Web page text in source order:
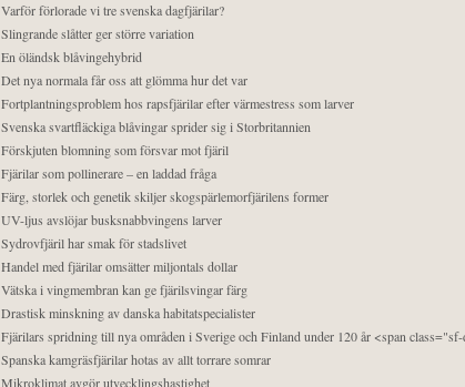
Varför förlorade vi tre svenska dagfjärilar?
Slingrande slåtter ger större variation
En öländsk blåvingehybrid
Det nya normala får oss att glömma hur det var
Fortplantningsproblem hos rapsfjärilar efter värmestress som larver
Svenska svartfläckiga blåvingar sprider sig i Storbritannien
Förskjuten blomning som försvar mot fjäril
Fjärilar som pollinerare – en laddad fråga
Färg, storlek och genetik skiljer skogspärlemorfjärilens former
UV-ljus avslöjar busksnabbvingens larver
Sydrovfjäril har smak för stadslivet
Handel med fjärilar omsätter miljontals dollar
Vätska i vingmembran kan ge fjärilsvingar färg
Drastisk minskning av danska habitatspecialister
Fjärilars spridning till nya områden i Sverige och Finland under 120 år <span
Spanska kamgräsfjärilar hotas av allt torrare somrar
Mikroklimat avgör utvecklingshastighet